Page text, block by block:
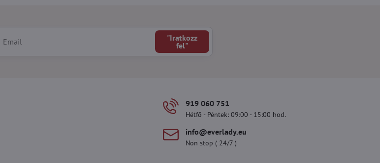
"Iratkozz
fel"
919 060 751
Hétfő - Péntek: 09:00 - 15:00 hod.
info​@everlady​.eu
Non stop ( 24/7 )